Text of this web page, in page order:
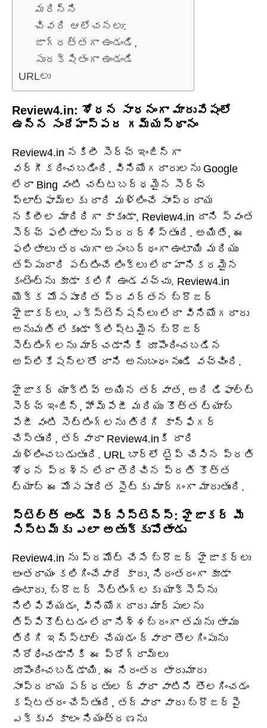
మరిన్ని
చివరి ఆలోచనలు:
జాగ్రత్తగా ఉండండి,
సురక్షితంగా ఉండండి
URLలు
Review4.in: శోధన సాధనంగా మారువేషంలో
ఉన్న సందేహాస్పద గమ్యస్థానం
Review4.in నకిలీ సెర్చ్ ఇంజిన్‌గా
వర్గీకరించబడింది. వినియోగదారులను Google
లేదా Bing వంటి చట్టబద్ధమైన సెర్చ్
ప్లాట్‌ఫామ్‌లకు దారి మళ్లించే సాంప్రదాయ
నకిలీల మాదిరిగా కాకుండా, Review4.in దాని స్వంత
సెర్చ్ ఫలితాలను ప్రదర్శిస్తుంది. అయితే, ఈ
ఫలితాలు తరచుగా అసంబద్ధంగా ఉంటాయి మరియు
తప్పుదారి పట్టించే లింక్‌లు లేదా హానికరమైన
కంటెంట్‌ను కూడా కలిగి ఉండవచ్చు. Review4.in
యొక్క మోసపూరిత ప్రవర్తన బ్రౌజర్
హైజాకర్లు, ఎక్స్‌టెన్షన్‌లు లేదా వినియోగదారు
అనుమతి లేకుండా క్లిష్టమైన బ్రౌజర్
సెట్టింగ్‌లను మార్చడానికి రూపొందించబడిన
అప్లికేషన్‌లతో దాని అనుబంధం నుండి వచ్చింది.
హైజాకర్ యాక్టివ్ అయిన తర్వాత, అది డిఫాల్ట్
సెర్చ్ ఇంజిన్, హోమ్‌పేజీ మరియు కొత్త ట్యాబ్
పేజీ వంటి సెట్టింగ్‌లను తిరిగి కాన్ఫిగర్
చేస్తుంది, తద్వారా Review4.inకి దారి
మళ్లించబడుతుంది. URL బార్‌లో టైప్ చేసిన ప్రతి
శోధన ప్రశ్న లేదా తెరిచిన ప్రతి కొత్త
ట్యాబ్ ఈ మోసపూరిత సైట్‌కు మార్గంగా మారుతుంది.
స్టెల్త్ అండ్ పెర్సిస్టెన్స్: హైజాకర్ మీ
సిస్టమ్‌కు ఎలా అతుక్కుపోతాడు
Review4.in ను ప్రమోట్ చేసే బ్రౌజర్ హైజాకర్లు
అంతరాయం కలిగించేవారే కాదు, నిరంతరంగా కూడా
ఉంటారు. బ్రౌజర్ సెట్టింగ్‌లకు యాక్సెస్‌ను
నిలిపివేయడం, వినియోగదారు మార్పులను
తిప్పికొట్టడం లేదా నిశ్శబ్దంగా తమను తాము
తిరిగి ఇన్‌స్టాల్ చేయడం ద్వారా తొలగింపును
నిరోధించడానికి ఈ ప్రోగ్రామ్‌లు
రూపొందించబడ్డాయి. ఈ నిరంతర తారుమారు
సాంప్రదాయ పద్ధతుల ద్వారా వాటిని తొలగించడం
కష్టతరం చేస్తుంది, తద్వారా వారు బ్రౌజర్‌పై
ఎక్కువ కాలం నియంత్రణను